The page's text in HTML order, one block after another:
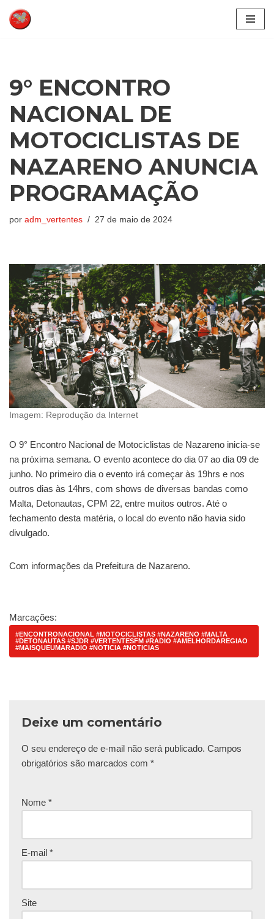
Pular
9° ENCONTRO
NACIONAL DE
MOTOCICLISTAS DE
NAZARENO ANUNCIA
PROGRAMAÇÃO
por adm_vertentes 27 de maio de 2024
Imagem: Reprodução da Internet
O 9° Encontro Nacional de Motociclistas de Nazareno inicia-se
na próxima semana. O evento acontece do dia 07 ao dia 09 de
junho. No primeiro dia o evento irá começar às 19hrs e nos
outros dias às 14hrs, com shows de diversas bandas como
Malta, Detonautas, CPM 22, entre muitos outros. Até o
fechamento desta matéria, o local do evento não havia sido
divulgado.
Com informações da Prefeitura de Nazareno.
Marcações:
#ENCONTRONACIONAL #MOTOCICLISTAS #NAZARENO #MALTA
#DETONAUTAS #SJDR #VERTENTESFM #RADIO #AMELHORDAREGIAO
#MAISQUEUMARADIO #NOTICIA #NOTICIAS
Deixe um comentário
O seu endereço de e-mail não será publicado. Campos
obrigatórios são marcados com *
Nome *
E-mail *
Site